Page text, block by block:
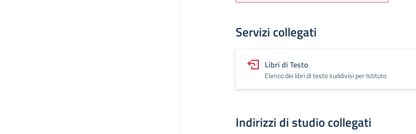
Servizi collegati
Libri di Testo
Elenco dei libri di testo suddivisi per Istituto
Indirizzi di studio collegati